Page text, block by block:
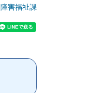
障害福祉課